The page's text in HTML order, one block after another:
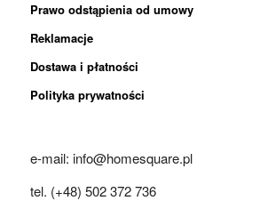
Prawo odstąpienia od umowy
Reklamacje
Dostawa i płatności
Polityka prywatności
e-mail: info@homesquare.pl
tel. (+48) 502 372 736